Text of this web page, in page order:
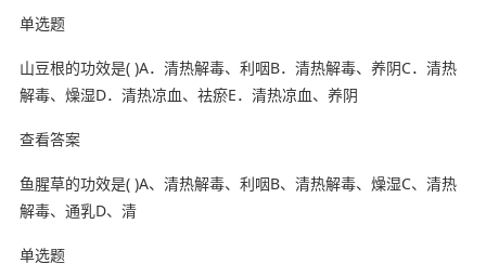
单选题
山豆根的功效是( )A．清热解毒、利咽B．清热解毒、养阴C．清热
解毒、燥湿D．清热凉血、祛瘀E．清热凉血、养阴
查看答案
鱼腥草的功效是( )A、清热解毒、利咽B、清热解毒、燥湿C、清热
解毒、通乳D、清
单选题